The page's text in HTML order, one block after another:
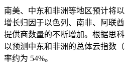
南美、中东和非洲等地区预计将
增长归因于以色列、南非、阿联
提供商数量的不断增加。根据思
以预测中东和非洲的总体云指数
率约为 54%。